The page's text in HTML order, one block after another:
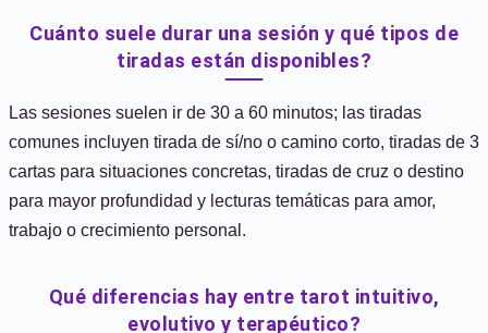
Cuánto suele durar una sesión y qué tipos de
tiradas están disponibles?
Las sesiones suelen ir de 30 a 60 minutos; las tiradas
comunes incluyen tirada de sí/no o camino corto, tiradas de 3
cartas para situaciones concretas, tiradas de cruz o destino
para mayor profundidad y lecturas temáticas para amor,
trabajo o crecimiento personal.
Qué diferencias hay entre tarot intuitivo,
evolutivo y terapéutico?